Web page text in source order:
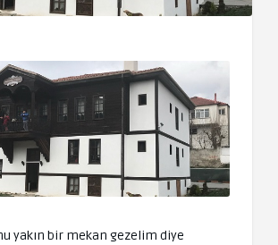
yakın bir mekan gezelim diye